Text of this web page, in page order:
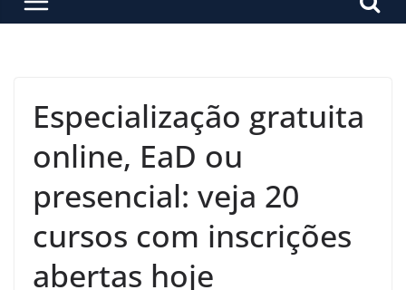
Especialização gratuita
online, EaD ou
presencial: veja 20
cursos com inscrições
abertas hoje